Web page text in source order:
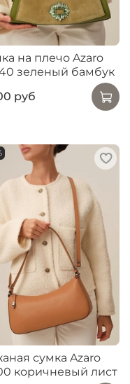
на плечо Azaro
зеленый бамбук
руб
сумка Azaro
коричневый лист